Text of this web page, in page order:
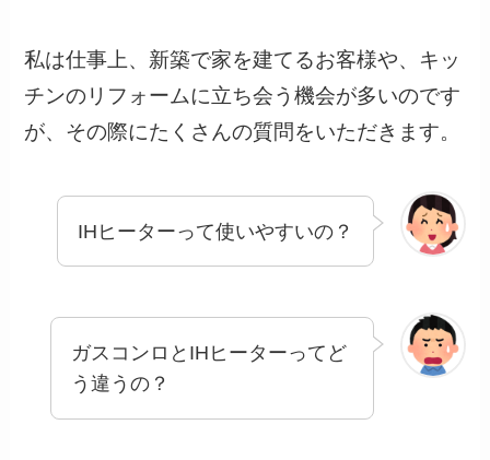
私は仕事上、新築で家を建てるお客様や、キッ
チンのリフォームに立ち会う機会が多いのです
が、その際にたくさんの質問をいただきます。
IHヒーターって使いやすいの？
ガスコンロとIHヒーターってど
う違うの？